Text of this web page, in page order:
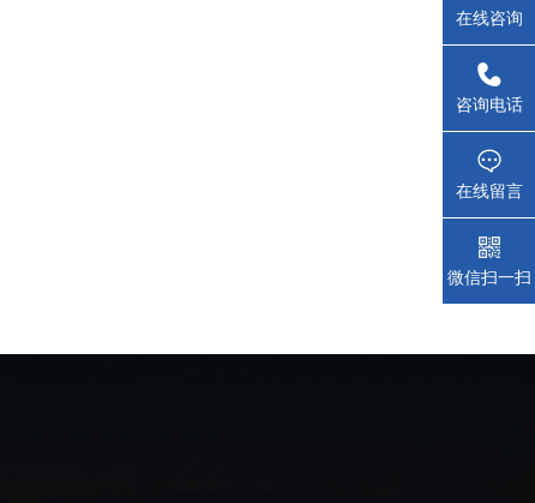
在线咨询
_self
咨询电话
在线留言
微信扫一扫